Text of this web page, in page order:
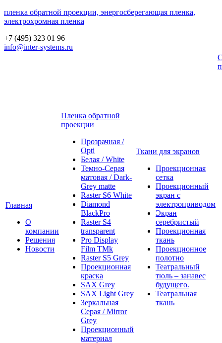
пленка обратной проекции, энергосберегающая пленка,
электрохромная пленка
+7 (495) 323 01 96
info@inter-systems.ru
Главная
О
компании
Решения
Новости
Пленка обратной
проекции
Прозрачная /
Opti
Белая / White
Темно-Серая
матовая / Dark-
Grey matte
Raster S6 White
Diamond
BlackPro
Raster S4
transparent
Pro Display
Film ТМk
Raster S5 Grey
Проекционная
краска
SAX Grey
SAX Light Grey
Зеркальная
Серая / Mirror
Grey
Проекционный
материал
Ткани для экранов
Проекционная
сетка
Проекционный
экран с
электроприводом
Экран
серебристый
Проекционная
ткань
Проекционное
полотно
Театральный
тюль – занавес
будущего.
Театральная
ткань